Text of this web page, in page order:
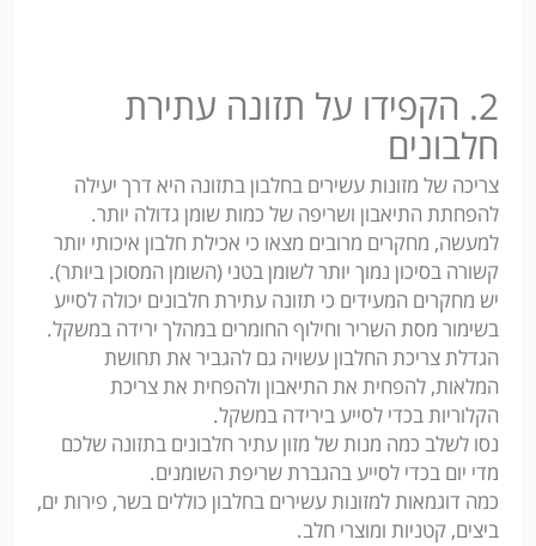
2. הקפידו על תזונה עתירת
חלבונים
צריכה של מזונות עשירים בחלבון בתזונה היא דרך יעילה
להפחתת התיאבון ושריפה של כמות שומן גדולה יותר.
למעשה, מחקרים מרובים מצאו כי אכילת חלבון איכותי יותר
קשורה בסיכון נמוך יותר לשומן בטני (השומן המסוכן ביותר).
יש מחקרים המעידים כי תזונה עתירת חלבונים יכולה לסייע
בשימור מסת השריר וחילוף החומרים במהלך ירידה במשקל.
הגדלת צריכת החלבון עשויה גם להגביר את תחושת
המלאות, להפחית את התיאבון ולהפחית את צריכת
הקלוריות בכדי לסייע בירידה במשקל.
נסו לשלב כמה מנות של מזון עתיר חלבונים בתזונה שלכם
מדי יום בכדי לסייע בהגברת שריפת השומנים.
כמה דוגמאות למזונות עשירים בחלבון כוללים בשר, פירות ים,
ביצים, קטניות ומוצרי חלב.